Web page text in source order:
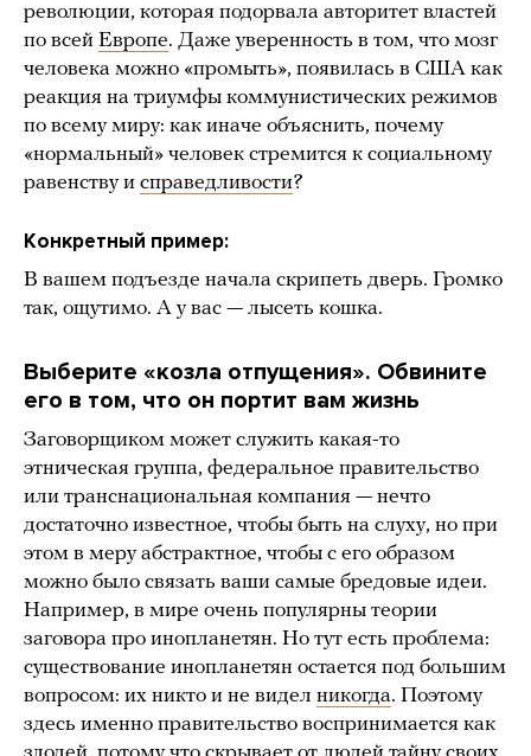
революции, которая подорвала авторитет властей
по всей Европе. Даже уверенность в том, что мозг
человека можно «промыть», появилась в США как
реакция на триумфы коммунистических режимов
по всему миру: как иначе объяснить, почему
«нормальный» человек стремится к социальному
равенству и справедливости?
Конкретный пример:
В вашем подъезде начала скрипеть дверь. Громко
так, ощутимо. А у вас — лысеть кошка.
Выберите «козла отпущения». Обвините
его в том, что он портит вам жизнь
Заговорщиком может служить какая-то
этническая группа, федеральное правительство
или транснациональная компания — нечто
достаточно известное, чтобы быть на слуху, но при
этом в меру абстрактное, чтобы с его образом
можно было связать ваши самые бредовые идеи.
Например, в мире очень популярны теории
заговора про инопланетян. Но тут есть проблема:
существование инопланетян остается под большим
вопросом: их никто и не видел никогда. Поэтому
здесь именно правительство воспринимается как